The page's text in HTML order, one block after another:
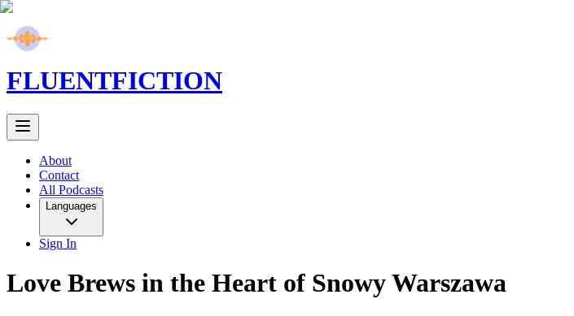
FLUENTFICTION
About
Contact
All Podcasts
Languages
Sign In
Love Brews in the Heart of Snowy Warszawa